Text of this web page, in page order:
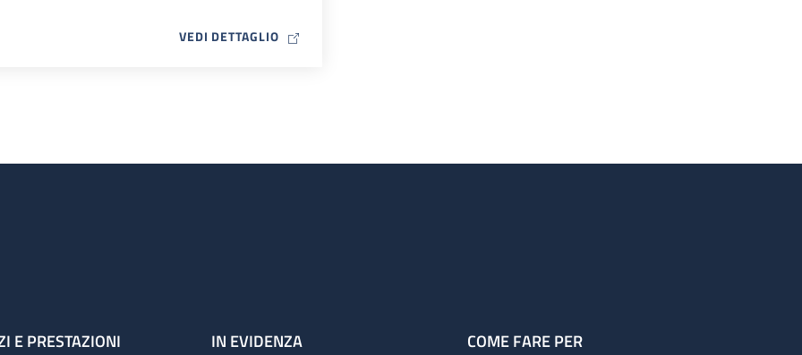
VEDI DETTAGLIOMAP ICON
E PRESTAZIONI IN EVIDENZA
COME FARE PER